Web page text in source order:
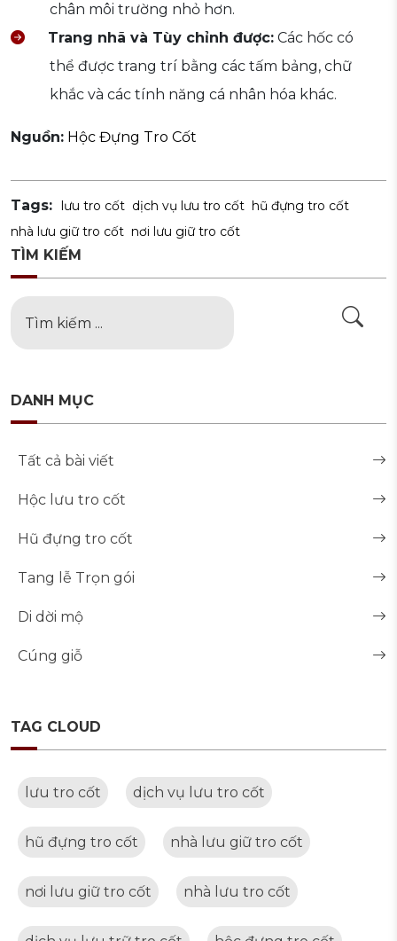
chân môi trường nhỏ hơn.
Trang nhã và Tùy chỉnh được: Các hốc có
thể được trang trí bằng các tấm bảng, chữ
khắc và các tính năng cá nhân hóa khác.
Nguồn: Hộc Đựng Tro Cốt
Tags: lưu tro cốt dịch vụ lưu tro cốt hũ đựng tro cốt
nhà lưu giữ tro cốt nơi lưu giữ tro cốt
TÌM KIẾM
DANH MỤC
Tất cả bài viết
Hộc lưu tro cốt
Hũ đựng tro cốt
Tang lễ Trọn gói
Di dời mộ
Cúng giỗ
TAG CLOUD
lưu tro cốt dịch vụ lưu tro cốt
hũ đựng tro cốt nhà lưu giữ tro cốt
nơi lưu giữ tro cốt nhà lưu tro cốt